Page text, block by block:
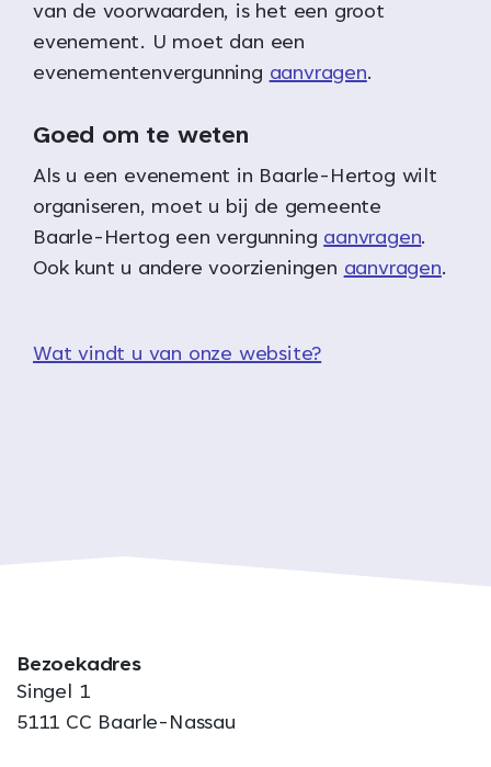
van de voorwaarden, is het een groot
evenement. U moet dan een
evenementenvergunning aanvragen.
Goed om te weten
Als u een evenement in Baarle-Hertog wilt
organiseren, moet u bij de gemeente
Baarle-Hertog een vergunning aanvragen.
Ook kunt u andere voorzieningen aanvragen.
Wat vindt u van onze website?
Bezoekadres
Singel 1
5111 CC Baarle-Nassau